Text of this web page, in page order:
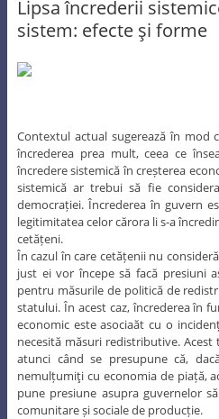
Lipsa încrederii
sistem: efecte şi forme
Contextul actual sugerează în mod
încrederea prea mult, ceea ce
încredere sistemică în creșterea
sistemică ar trebui să fie
democrației. Încrederea în guvern
legitimitatea celor cărora li s-a
cetățeni.
În cazul în care cetățenii nu
just ei vor începe să facă presiuni
pentru măsurile de politică de
statului. În acest caz, încrederea în
economic este asociaăt cu o
necesită măsuri redistributive.
atunci când se presupune că,
nemulțumiţi cu economia de piață,
pune presiune asupra guvernelor
comunitare și sociale de producție.